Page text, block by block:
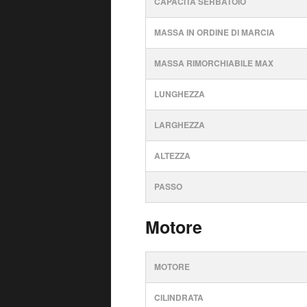
MASSA IN ORDINE DI MARCIA
MASSA RIMORCHIABILE MAX
LUNGHEZZA
LARGHEZZA
ALTEZZA
PASSO
Motore
MOTORE
CILINDRATA